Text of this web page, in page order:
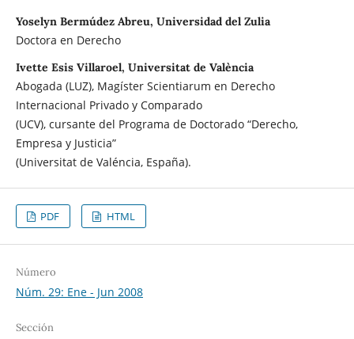
Yoselyn Bermúdez Abreu, Universidad del Zulia
Doctora en Derecho
Ivette Esis Villaroel, Universitat de València
Abogada (LUZ), Magíster Scientiarum en Derecho
Internacional Privado y Comparado
(UCV), cursante del Programa de Doctorado “Derecho,
Empresa y Justicia”
(Universitat de Valéncia, España).
PDF HTML
Número
Núm. 29: Ene - Jun 2008
Sección